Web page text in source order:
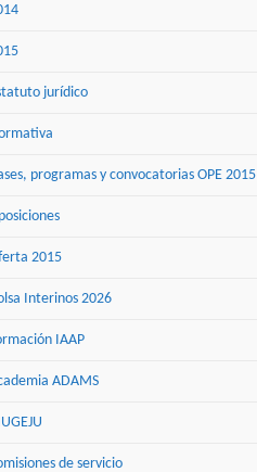
jurídico
programas y convocatorias OPE 2015
2015
Interinos 2026
IAAP
ADAMS
de servicio